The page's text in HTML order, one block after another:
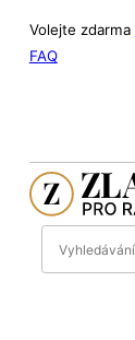
Volejte zdarma
FAQ